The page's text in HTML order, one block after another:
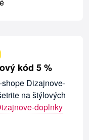
kód 5 %
Dizajnove-
na štýlových
doplnky